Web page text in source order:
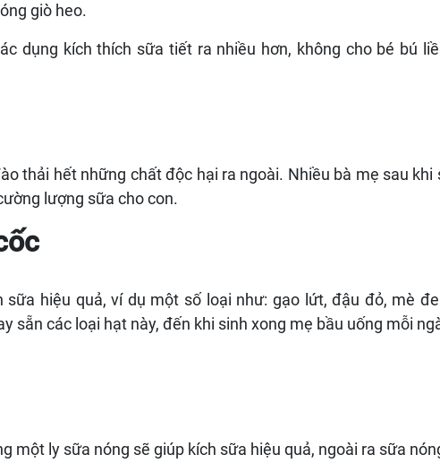
giò heo.
dụng kích thích sữa tiết ra nhiều hơn, không cho bé bú
thải hết những chất độc hại ra ngoài. Nhiều bà mẹ sau khi
lượng sữa cho con.
sữa hiệu quả, ví dụ một số loại như: gạo lứt, đậu đỏ, mè
sẵn các loại hạt này, đến khi sinh xong mẹ bầu uống mỗi
một ly sữa nóng sẽ giúp kích sữa hiệu quả, ngoài ra sữa